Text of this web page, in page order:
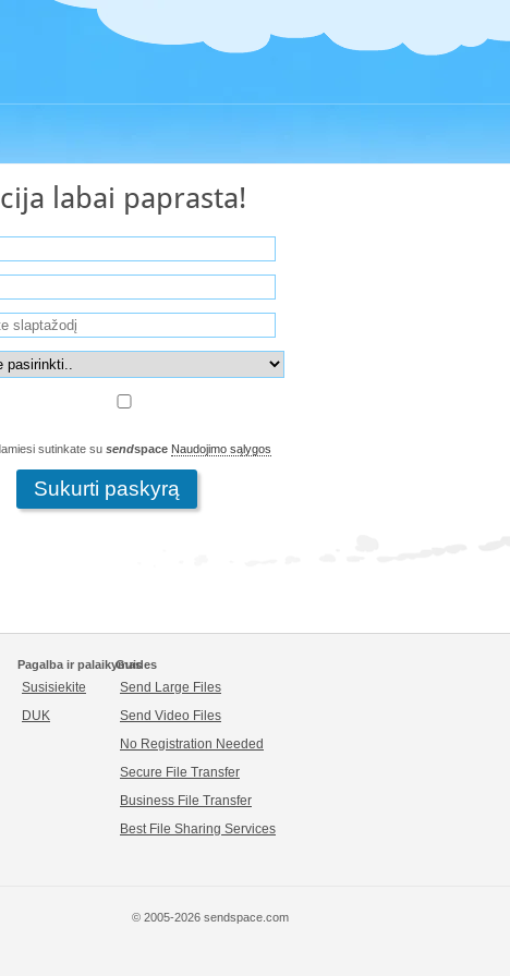
labai paprasta!
sutinkate su sendspace Naudojimo sąlygos
Pagalba ir palaikymas
Susisiekite
DUK
Guides
Send Large Files
Send Video Files
No Registration Needed
Secure File Transfer
Business File Transfer
Best File Sharing Services
© 2005-2026 sendspace.com